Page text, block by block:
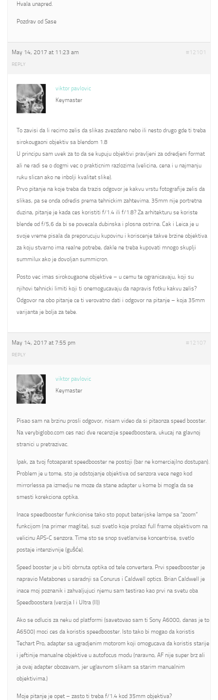
Hvala unapred.
Pozdrav od Sase
May 14, 2017 at 11:23 am #12101
REPLY
viktor pavlovic
Keymaster
To zavisi da li recimo zelis da slikas zvezdano nebo ili nesto drugo gde ti treba
sirokougaoni objektiv sa blendom 1.8
U principu sam uvek za to da se kupuju objektivi pravljeni za odredjeni format
ali ne radi se o dogmi vec o prakticnim razlozima (velicina, cena i u najmanju
ruku slican ako ne inbolji kvalitet slike).
Prvo pitanje na koje treba da trazis odgovor je kakvu vrstu fotografije zelis da
slikas, pa se onda odredis prema tehnickim zahtevima. 35mm nije portretna
duzina, pitanje je kada ces koristiti f/1.4 ili f/1.8? Za arhitekturu se koriste
blende od f/5,6 da bi se povecala dubinska i plosna ostrina. Cak i Leica je u
svoje vreme pisala da preporucuju kupovinu i koriscenje takve brzine objektiva
za koju stvarno ima realne potrebe, dakle ne treba kupovati mnogo skuplji
summilux ako je dovoljan summicron.
Posto vec imas sirokougaone objektive – u cemu te ogranicavaju, koji su
njihovi tehnicki limiti koji ti onemogucavaju da napravis fotku kakvu zelis?
Odgovor na obo pitanje ce ti verovatno dati i odgovor na pitanje – koja 35mm
varijanta je bolja za tebe.
May 14, 2017 at 7:55 pm #12107
REPLY
viktor pavlovic
Keymaster
Pisao sam na brzinu prosli odgovor, nisam video da si pitaonza speed booster.
Na verybiglobo.com ces naci dve recenzije speedboostera, ukucaj na glavnoj
stranici u pretrazivac.
Ipak, za tvoj fotoaparat speedbooster ne postoji (bar ne komerciajlno dostupan).
Problem je u tome, sto je odstojanje objektiva od senzora vece nego kod
mirrorlessa pa izmedju ne moze da stane adapter u kome bi mogla da se
smesti korekciona optika.
Inace speedbooster funkcionise tako sto poput baterijske lampe sa “zoom”
funkcijom (na primer maglite), suzi svetlo koje prolazi full frame objektivom na
velicinu APS-C senzora. Time sto se snop svetlanvise koncentrise, svetlo
postaje intenzivnije (gušće).
Speed booster je u biti obrnuta optika od tele convertera. Prvi speedbooster je
napravio Metabones u saradnji sa Conurus i Caldwell optics. Brian Caldwell je
inace moj poznanik i zahvaljujuci njemu sam testirao kao prvi na svetu oba
Speedboostera (verzija I i Ultra (II))
Ako se odlucis za neku od platformi (savetovao sam ti Sony A6000, danas je to
A6500) moci ces da koristis speedbooster. Isto tako bi mogao da koristis
Techart Pro, adapter sa ugradjenim motorom koji omogucava da koristis starije
i jeftinije manualne objektive u autofocus modu (naravno, AF nije super brz ali
ja ovaj adapter obozavam, jer uglavnom slikam sa starim manualnim
objektivima.)
Moje pitanje je opet – zasto ti treba f/1.4 kod 35mm objektiva?